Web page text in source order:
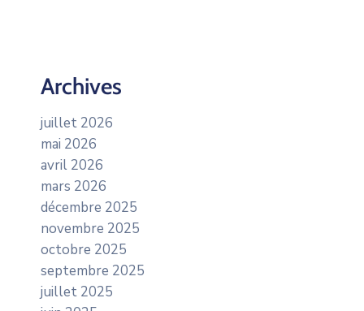
Archives
juillet 2026
mai 2026
avril 2026
mars 2026
décembre 2025
novembre 2025
octobre 2025
septembre 2025
juillet 2025